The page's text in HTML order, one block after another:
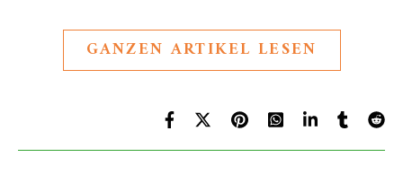
GANZEN ARTIKEL LESEN